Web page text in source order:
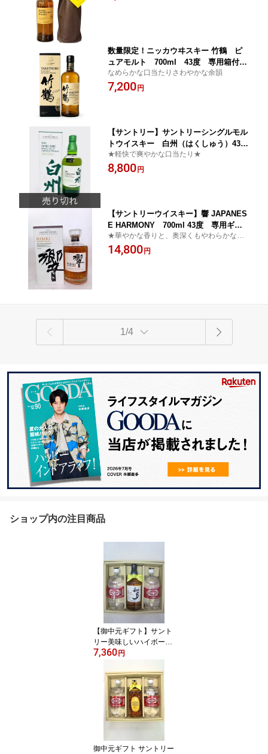
数量限定！ニッカウヰスキー 竹鶴 ピ
ュアモルト 700ml 43度 専用箱付き
贈り物 プレゼント ウイスキー ギフト
なめらかな口当たりさわやかな余韻
7,200円
【サントリー】サントリーシングルモル
トウイスキー 白州（はくしゅう）43
度 700ml （箱付き）
★軽快で爽やかな口当たり★
8,800円
【サントリーウイスキー】響 JAPANES
E HARMONY 700ml 43度 専用ギフ
ト箱付き
★華やかな香りと、奥深くもやわらかな味
わい★
14,800円
1/4
ショップ内の注目商品
【御中元ギフト】サント
リー美味しいハイボール
が簡単に作れる サントリ
ト セット 贈り物 プレゼ
ント 家飲み 御礼 御祝
7,360 円
御中元ギフト サントリー